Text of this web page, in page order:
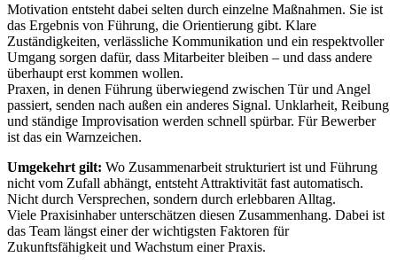
Motivation entsteht dabei selten durch einzelne Maßnahmen. Sie ist
das Ergebnis von Führung, die Orientierung gibt. Klare
Zuständigkeiten, verlässliche Kommunikation und ein respektvoller
Umgang sorgen dafür, dass Mitarbeiter bleiben – und dass andere
überhaupt erst kommen wollen.
Praxen, in denen Führung überwiegend zwischen Tür und Angel
passiert, senden nach außen ein anderes Signal. Unklarheit, Reibung
und ständige Improvisation werden schnell spürbar. Für Bewerber
ist das ein Warnzeichen.
Umgekehrt gilt: Wo Zusammenarbeit strukturiert ist und Führung
nicht vom Zufall abhängt, entsteht Attraktivität fast automatisch.
Nicht durch Versprechen, sondern durch erlebbaren Alltag.
Viele Praxisinhaber unterschätzen diesen Zusammenhang. Dabei ist
das Team längst einer der wichtigsten Faktoren für
Zukunftsfähigkeit und Wachstum einer Praxis.